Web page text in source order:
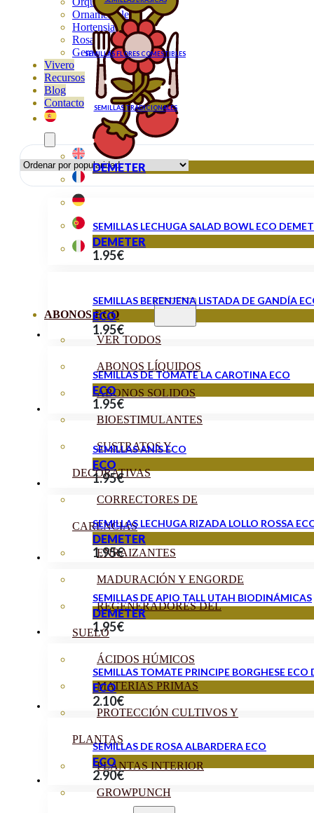
Ornamentales
Hortensias
Rosales
Geranios
Vivero
Recursos
Blog
Contacto
ABONOS ECO
VER TODOS
ABONOS LÍQUIDOS
ABONOS SOLIDOS
BIOESTIMULANTES
SUSTRATOS Y
DECORATIVAS
CORRECTORES DE
CARENCIAS
ENRAIZANTES
MADURACIÓN Y ENGORDE
REGENERADORES DEL
SUELO
ÁCIDOS HÚMICOS
MATERIAS PRIMAS
PROTECCIÓN CULTIVOS Y
PLANTAS
PLANTAS INTERIOR
GROWPUNCH
SEMILLAS FLORES COMESTIBLES
SEMILLAS TRADICIONALES
DEMETER
SEMILLAS LECHUGA SALAD BOWL ECO
1.95€
DEMETER
SEMILLAS BERENJENA LISTADA DE GANDÍA
1.95€
ECO
SEMILLAS DE TOMATE LA CAROTINA ECO
1.95€
ECO
SEMILLAS ANÍS ECO
1.95€
ECO
SEMILLAS LECHUGA RIZADA LOLLO ROSSA
1.95€
DEMETER
SEMILLAS DE APIO TALL UTAH BIODINÁMICAS
1.95€
DEMETER
SEMILLAS TOMATE PRINCIPE BORGHESE ECO
2.10€
ECO
SEMILLAS DE ROSA ALBARDERA ECO
2.90€
ECO